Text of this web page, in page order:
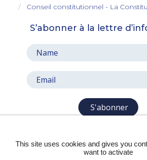
Conseil constitutionnel - La
S’abonner à la lettre
S'abonner
This site uses cookies and gives you
want to activate